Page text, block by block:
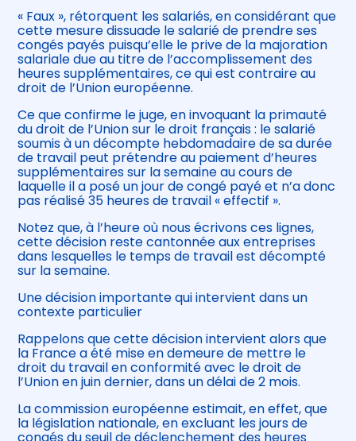
« Faux », rétorquent les salariés, en considérant que
cette mesure dissuade le salarié de prendre ses
congés payés puisqu’elle le prive de la majoration
salariale due au titre de l’accomplissement des
heures supplémentaires, ce qui est contraire au
droit de l’Union européenne.
Ce que confirme le juge, en invoquant la primauté
du droit de l’Union sur le droit français : le salarié
soumis à un décompte hebdomadaire de sa durée
de travail peut prétendre au paiement d’heures
supplémentaires sur la semaine au cours de
laquelle il a posé un jour de congé payé et n’a donc
pas réalisé 35 heures de travail « effectif ».
Notez que, à l’heure où nous écrivons ces lignes,
cette décision reste cantonnée aux entreprises
dans lesquelles le temps de travail est décompté
sur la semaine.
Une décision importante qui intervient dans un
contexte particulier
Rappelons que cette décision intervient alors que
la France a été mise en demeure de mettre le
droit du travail en conformité avec le droit de
l’Union en juin dernier, dans un délai de 2 mois.
La commission européenne estimait, en effet, que
la législation nationale, en excluant les jours de